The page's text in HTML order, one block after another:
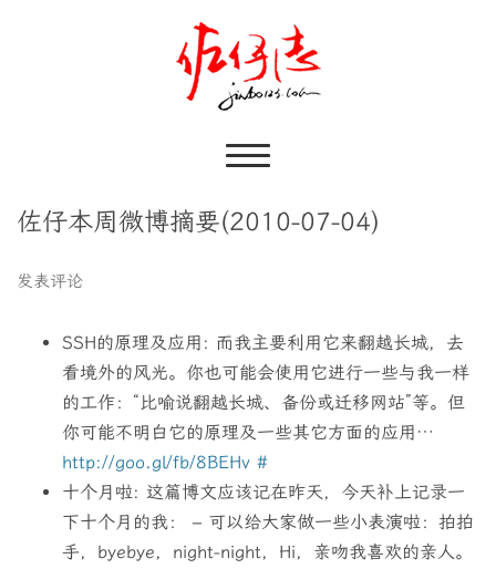
佐仔本周微博摘要(2010-07-04)
发表评论
SSH的原理及应用: 而我主要利用它来翻越长城，去
看境外的风光。你也可能会使用它进行一些与我一样
的工作：“比喻说翻越长城、备份或迁移网站”等。但
你可能不明白它的原理及一些其它方面的应用…
http://goo.gl/fb/8BEHv #
十个月啦: 这篇博文应该记在昨天，今天补上记录一
下十个月的我： – 可以给大家做一些小表演啦：拍拍
手，byebye，night-night，Hi，亲吻我喜欢的亲人。